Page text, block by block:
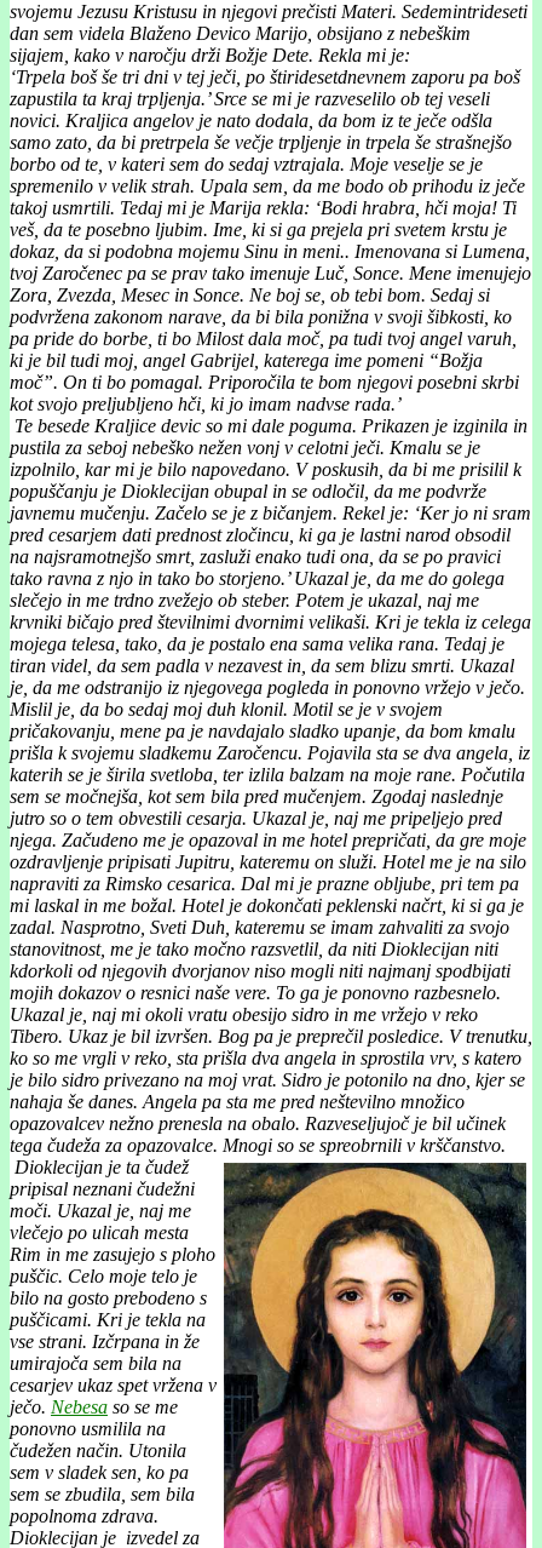
svojemu Jezusu Kristusu in njegovi prečisti Materi. Sedemintrideseti
dan sem videla Blaženo Devico Marijo, obsijano z nebeškim
sijajem, kako v naročju drži Božje Dete. Rekla mi je:
‘Trpela boš še tri dni v tej ječi, po štiridesetdnevnem zaporu pa boš
zapustila ta kraj trpljenja.’ Srce se mi je razveselilo ob tej veseli
novici. Kraljica angelov je nato dodala, da bom iz te ječe odšla
samo zato, da bi pretrpela še večje trpljenje in trpela še strašnejšo
borbo od te, v kateri sem do sedaj vztrajala. Moje veselje se je
spremenilo v velik strah. Upala sem, da me bodo ob prihodu iz ječe
takoj usmrtili. Tedaj mi je Marija rekla: ‘Bodi hrabra, hči moja! Ti
veš, da te posebno ljubim. Ime, ki si ga prejela pri svetem krstu je
dokaz, da si podobna mojemu Sinu in meni.. Imenovana si Lumena,
tvoj Zaročenec pa se prav tako imenuje Luč, Sonce. Mene imenujejo
Zora, Zvezda, Mesec in Sonce. Ne boj se, ob tebi bom. Sedaj si
podvržena zakonom narave, da bi bila ponižna v svoji šibkosti, ko
pa pride do borbe, ti bo Milost dala moč, pa tudi tvoj angel varuh,
ki je bil tudi moj, angel Gabrijel, katerega ime pomeni “Božja
moč”. On ti bo pomagal. Priporočila te bom njegovi posebni skrbi
kot svojo preljubljeno hči, ki jo imam nadvse rada.’
Te besede Kraljice devic so mi dale poguma. Prikazen je izginila in
pustila za seboj nebeško nežen vonj v celotni ječi. Kmalu se je
izpolnilo, kar mi je bilo napovedano. V poskusih, da bi me prisilil k
popuščanju je Dioklecijan obupal in se odločil, da me podvrže
javnemu mučenju. Začelo se je z bičanjem. Rekel je: ‘Ker jo ni sram
pred cesarjem dati prednost zločincu, ki ga je lastni narod obsodil
na najsramotnejšo smrt, zasluži enako tudi ona, da se po pravici
tako ravna z njo in tako bo storjeno.’ Ukazal je, da me do golega
slečejo in me trdno zvežejo ob steber. Potem je ukazal, naj me
krvniki bičajo pred številnimi dvornimi velikaši. Kri je tekla iz celega
mojega telesa, tako, da je postalo ena sama velika rana. Tedaj je
tiran videl, da sem padla v nezavest in, da sem blizu smrti. Ukazal
je, da me odstranijo iz njegovega pogleda in ponovno vržejo v ječo.
Mislil je, da bo sedaj moj duh klonil. Motil se je v svojem
pričakovanju, mene pa je navdajalo sladko upanje, da bom kmalu
prišla k svojemu sladkemu Zaročencu. Pojavila sta se dva angela, iz
katerih se je širila svetloba, ter izlila balzam na moje rane. Počutila
sem se močnejša, kot sem bila pred mučenjem. Zgodaj naslednje
jutro so o tem obvestili cesarja. Ukazal je, naj me pripeljejo pred
njega. Začudeno me je opazoval in me hotel prepričati, da gre moje
ozdravljenje pripisati Jupitru, kateremu on služi. Hotel me je na silo
napraviti za Rimsko cesarica. Dal mi je prazne obljube, pri tem pa
mi laskal in me božal. Hotel je dokončati peklenski načrt, ki si ga je
zadal. Nasprotno, Sveti Duh, kateremu se imam zahvaliti za svojo
stanovitnost, me je tako močno razsvetlil, da niti Dioklecijan niti
kdorkoli od njegovih dvorjanov niso mogli niti najmanj spodbijati
mojih dokazov o resnici naše vere. To ga je ponovno razbesnelo.
Ukazal je, naj mi okoli vratu obesijo sidro in me vržejo v reko
Tibero. Ukaz je bil izvršen. Bog pa je preprečil posledice. V trenutku,
ko so me vrgli v reko, sta prišla dva angela in sprostila vrv, s katero
je bilo sidro privezano na moj vrat. Sidro je potonilo na dno, kjer se
nahaja še danes. Angela pa sta me pred neštevilno množico
opazovalcev nežno prenesla na obalo. Razveseljujoč je bil učinek
tega čudeža za opazovalce. Mnogi so se spreobrnili v krščanstvo.
Dioklecijan je ta čudež
pripisal neznani čudežni
moči. Ukazal je, naj me
vlečejo po ulicah mesta
Rim in me zasujejo s ploho
puščic. Celo moje telo je
bilo na gosto prebodeno s
puščicami. Kri je tekla na
vse strani. Izčrpana in že
umirajoča sem bila na
cesarjev ukaz spet vržena v
ječo. Nebesa so se me
ponovno usmilila na
čudežen način. Utonila
sem v sladek sen, ko pa
sem se zbudila, sem bila
popolnoma zdrava.
Dioklecijan je izvedel za